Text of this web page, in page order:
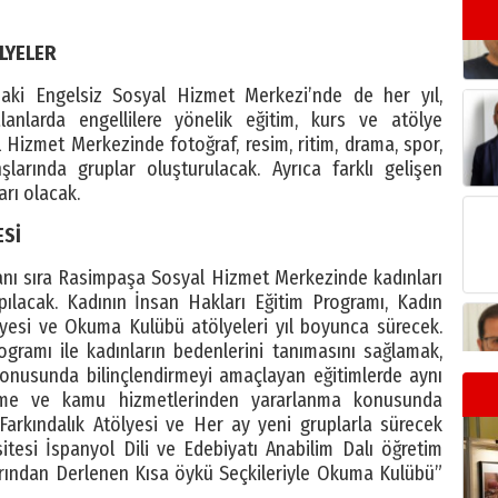
Engelsiz Sosyal Hizmet Merkezi’nde de her yıl,
engellilere yönelik eğitim, kurs ve atölye
Hizmet Merkezinde fotoğraf, resim, ritim, drama, spor,
gruplar oluşturulacak. Ayrıca farklı gelişen
olacak.
sıra Rasimpaşa Sosyal Hizmet Merkezinde kadınları
Kadının İnsan Hakları Eğitim Programı, Kadın
ve Okuma Kulübü atölyeleri yıl boyunca sürecek.
ile kadınların bedenlerini tanımasını sağlamak,
bilinçlendirmeyi amaçlayan eğitimlerde aynı
ve kamu hizmetlerinden yararlanma konusunda
Atölyesi ve Her ay yeni gruplarla sürecek
İspanyol Dili ve Edebiyatı Anabilim Dalı öğretim
Derlenen Kısa öykü Seçkileriyle Okuma Kulübü”